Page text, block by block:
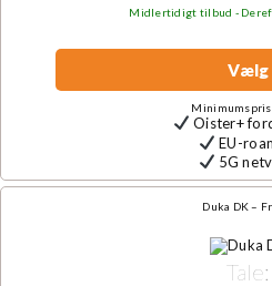
Midlertidigt tilbud -
Vælg
Oister+
EU-
5G
Duka DK –
Tale: